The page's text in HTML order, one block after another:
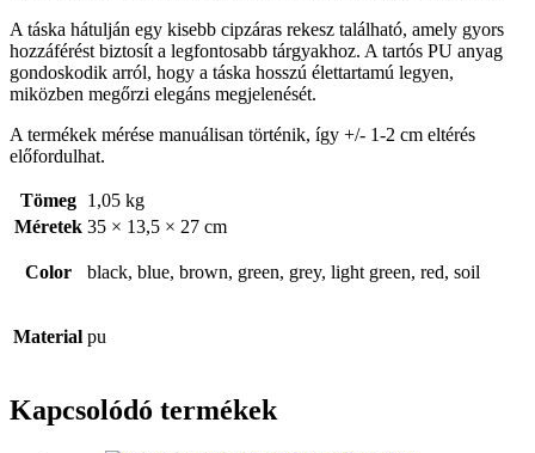
A táska hátulján egy kisebb cipzáras rekesz található, amely gyors
hozzáférést biztosít a legfontosabb tárgyakhoz. A tartós PU anyag
gondoskodik arról, hogy a táska hosszú élettartamú legyen,
miközben megőrzi elegáns megjelenését.
A termékek mérése manuálisan történik, így +/- 1-2 cm eltérés
előfordulhat.
Tömeg
1,05 kg
Méretek 35 × 13,5 × 27 cm
Color black, blue, brown, green, grey, light green, red, soil
Material pu
Kapcsolódó termékek